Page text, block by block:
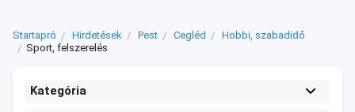
Startapró Hirdetések Pest Cegléd
Hobbi, szabadidő
Sport, felszerelés
Kategória